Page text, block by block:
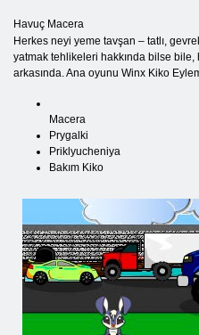
Havuç Macera
Herkes neyi yeme tavşan – tatlı,
yatmak tehlikeleri hakkında bilse bile,
arkasında. Ana oyunu Winx Kiko
Macera
Prygalki
Priklyucheniya
Bakım Kiko